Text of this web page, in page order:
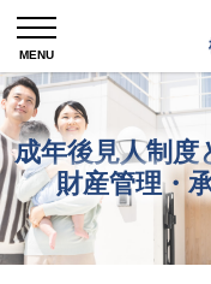
成年後見人制度
財産管理・